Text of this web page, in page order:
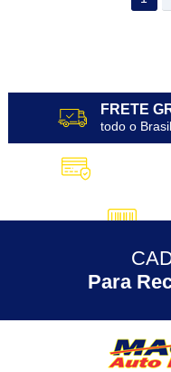
FRETE
todo o
Para